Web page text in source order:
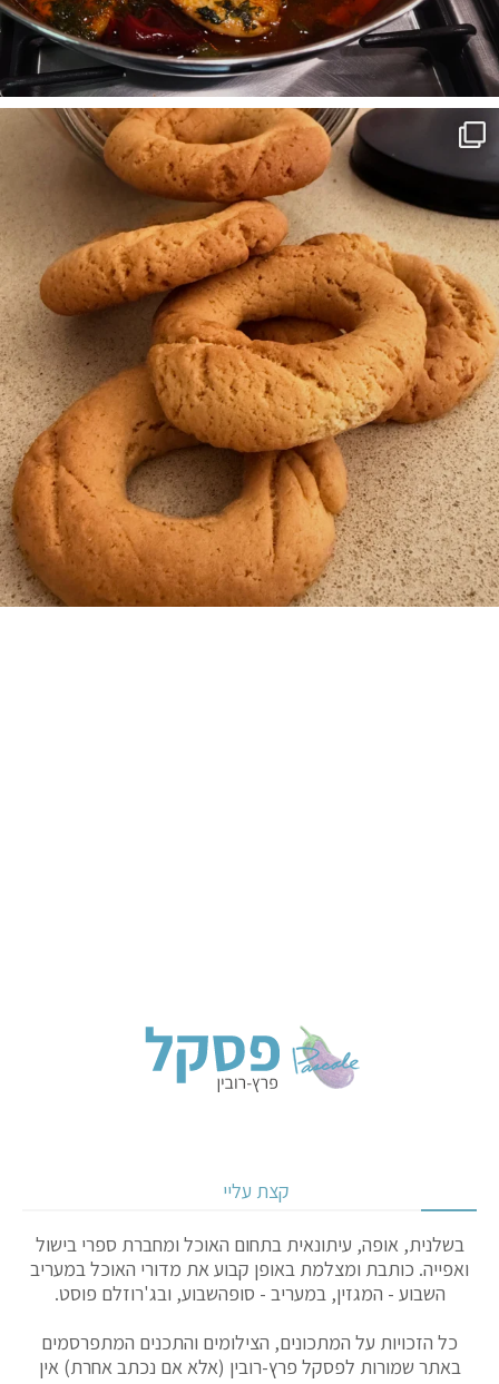
קצת עליי
בשלנית, אופה, עיתונאית בתחום האוכל ומחברת ספרי בישול
ואפייה. כותבת ומצלמת באופן קבוע את מדורי האוכל במעריב
השבוע - המגזין, במעריב - סופהשבוע, ובג'רוזלם פוסט.
כל הזכויות על המתכונים, הצילומים והתכנים המתפרסמים
באתר שמורות לפסקל פרץ-רובין (אלא אם נכתב אחרת) אין